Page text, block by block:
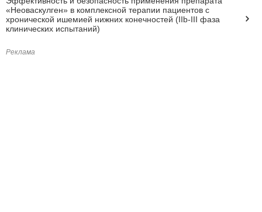
«Неоваскулген» в комплексной терапии пациентов с
хронической ишемией нижних конечностей (IIb-III фаза
клинических испытаний)
Реклама